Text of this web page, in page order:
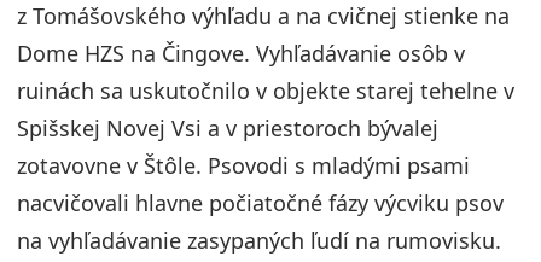
z Tomášovského výhľadu a na cvičnej stienke na
Dome HZS na Čingove. Vyhľadávanie osôb v
ruinách sa uskutočnilo v objekte starej tehelne v
Spišskej Novej Vsi a v priestoroch bývalej
zotavovne v Štôle. Psovodi s mladými psami
nacvičovali hlavne počiatočné fázy výcviku psov
na vyhľadávanie zasypaných ľudí na rumovisku.